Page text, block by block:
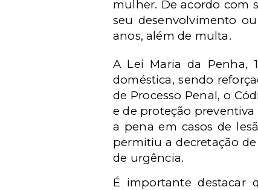
mulher. De acordo com
seu desenvolvimento
anos, além de multa.
A Lei Maria da Penha,
doméstica, sendo
de Processo Penal, o
e de proteção
a pena em casos de
permitiu a decretação
de urgência.
É importante destacar